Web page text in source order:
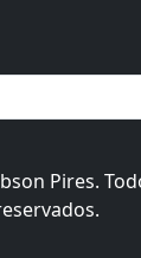
Pires.